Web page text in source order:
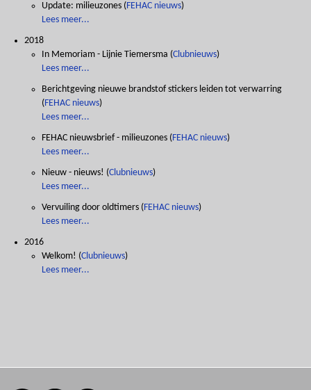
Update: milieuzones (FEHAC nieuws)
Lees meer...
2018
In Memoriam - Lijnie Tiemersma (Clubnieuws)
Lees meer...
Berichtgeving nieuwe brandstof stickers leiden tot verwarring
(FEHAC nieuws)
Lees meer...
FEHAC nieuwsbrief - milieuzones (FEHAC nieuws)
Lees meer...
Nieuw - nieuws! (Clubnieuws)
Lees meer...
Vervuiling door oldtimers (FEHAC nieuws)
Lees meer...
2016
Welkom! (Clubnieuws)
Lees meer...